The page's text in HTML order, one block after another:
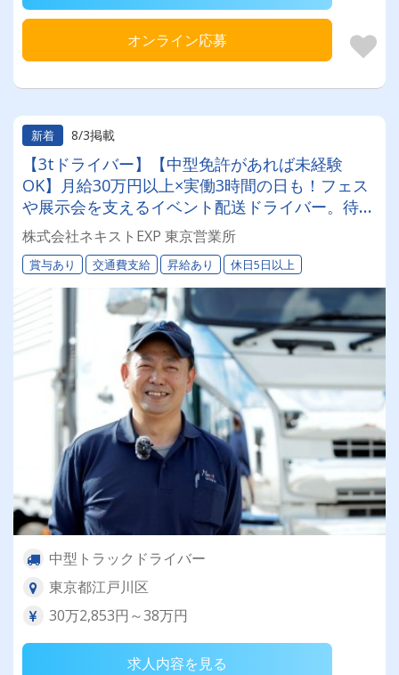
オンライン応募
新着 8/3掲載
【3tドライバー】【中型免許があれば未経験
OK】月給30万円以上×実働3時間の日も！フェス
や展示会を支えるイベント配送ドライバー。待機
メインで手積みなし、人間関係のストレスもゼ
ロ。あなたらしく効率よく稼げるレアな環境で
す！
株式会社ネキストEXP 東京営業所
賞与あり 交通費支給 昇給あり 休日5日以上
中型トラックドライバー
東京都江戸川区
30万2,853円～38万円
求人内容を見る